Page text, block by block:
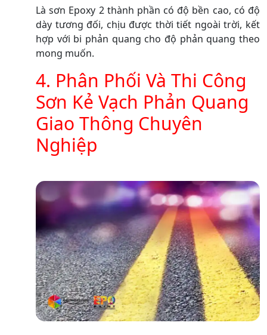
Là sơn Epoxy 2 thành phần có độ bền cao, có độ
dày tương đối, chịu được thời tiết ngoài trời, kết
hợp với bi phản quang cho độ phản quang theo
mong muốn.
4. Phân Phối Và Thi Công
Sơn Kẻ Vạch Phản Quang
Giao Thông Chuyên
Nghiệp